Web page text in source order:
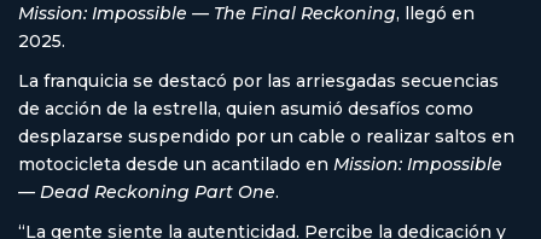
Mission: Impossible — The Final Reckoning, llegó en
2025.
La franquicia se destacó por las arriesgadas secuencias
de acción de la estrella, quien asumió desafíos como
desplazarse suspendido por un cable o realizar saltos en
motocicleta desde un acantilado en Mission: Impossible
— Dead Reckoning Part One.
“La gente siente la autenticidad. Percibe la dedicación y